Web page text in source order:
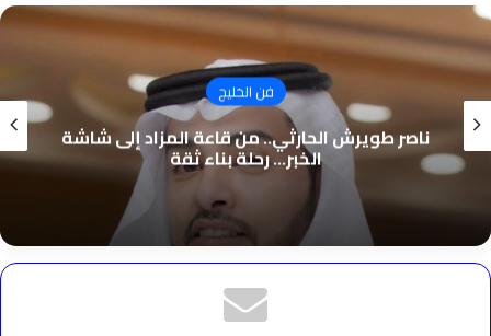
فن الخليج
ناصر طويرش الحارثي.. من قاعة المزاد إلى شاشة
الخبر… رحلة بناء ثقة